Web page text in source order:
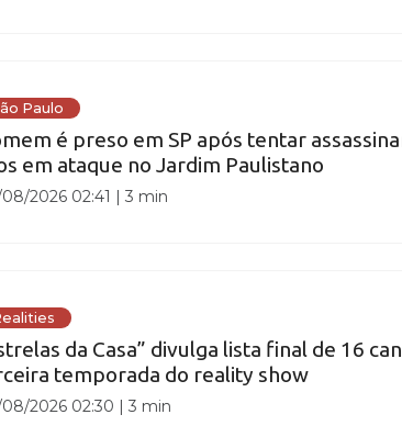
Paulo
é preso em SP após tentar
em ataque no Jardim Paulistano
2026 02:41 |3 min
da Casa” divulga lista final de 16
temporada do reality show
2026 02:30 |3 min